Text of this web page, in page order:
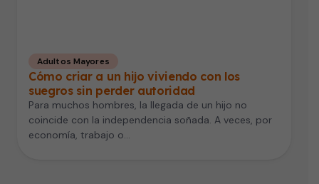
Adultos Mayores
Cómo criar a un hijo viviendo con los
suegros sin perder autoridad
Para muchos hombres, la llegada de un hijo no
coincide con la independencia soñada. A veces, por
economía, trabajo o…